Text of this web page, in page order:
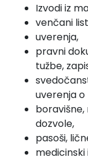
Izvodi iz
venčani
uverenja,
pravni
tužbe,
uverenja
dozvole,
pasoši,